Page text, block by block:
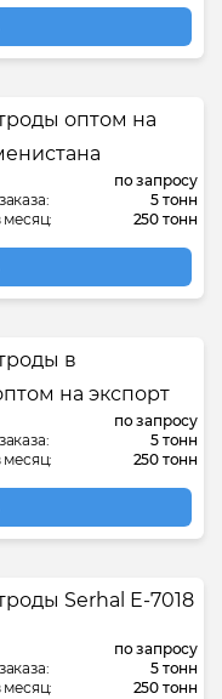
оптом на
по запросу
5 тонн
250 тонн
в
на экспорт
по запросу
5 тонн
250 тонн
Serhal E-7018
по запросу
5 тонн
250 тонн